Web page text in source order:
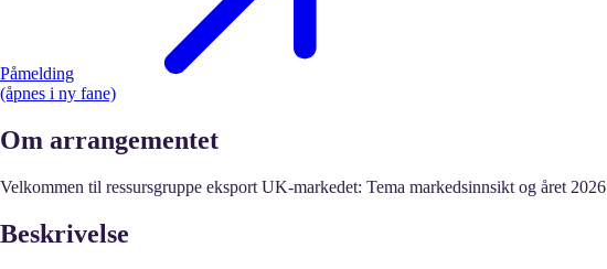
Påmelding
(åpnes i ny fane)
Om arrangementet
Velkommen til ressursgruppe eksport UK-markedet: Tema markedsinnsikt og året 2026
Beskrivelse